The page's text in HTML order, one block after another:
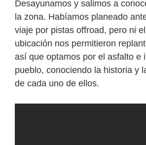
Desayunamos y salimos a
la zona. Habíamos planeado
viaje por pistas offroad, pero ni
ubicación nos permitieron
así que optamos por el asfalto e
pueblo, conociendo la historia y
de cada uno de ellos.